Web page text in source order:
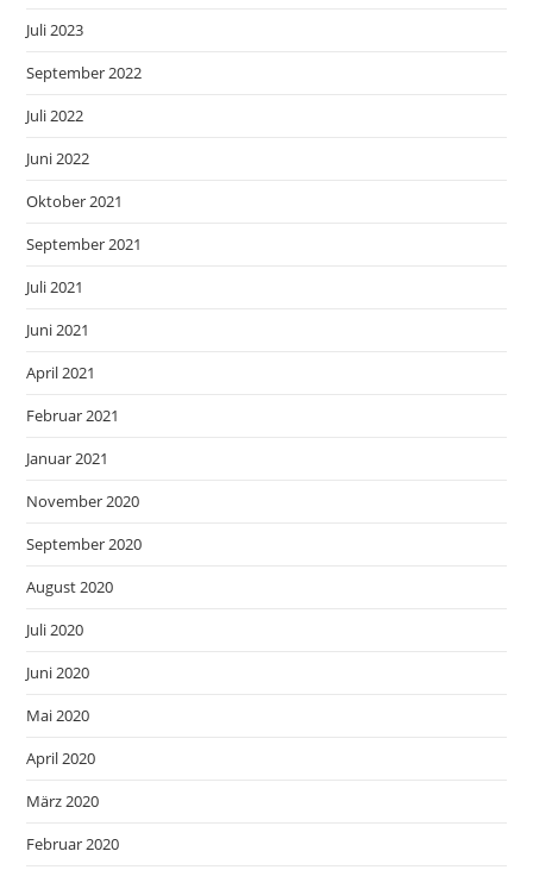
Juli 2023
September 2022
Juli 2022
Juni 2022
Oktober 2021
September 2021
Juli 2021
Juni 2021
April 2021
Februar 2021
Januar 2021
November 2020
September 2020
August 2020
Juli 2020
Juni 2020
Mai 2020
April 2020
März 2020
Februar 2020